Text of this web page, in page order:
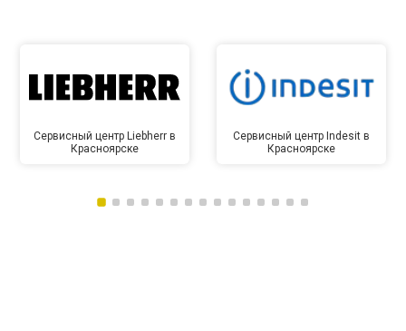
Сервисный центр Liebherr в
Красноярске
Сервисный центр Indesit в
Красноярске